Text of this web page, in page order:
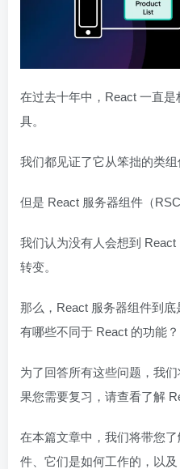
在过去十年中，React 一直
具。
我们都见证了它从笨拙的类组
但是 React 服务器组件（
我们认为没有人会想到
转变。
那么，React 服务器组件到
有哪些不同于 React 的功能？
为了回答所有这些问题，我
果您需要复习，请查看了解
在本篇文章中，我们将带您
件、它们是如何工作的，以及